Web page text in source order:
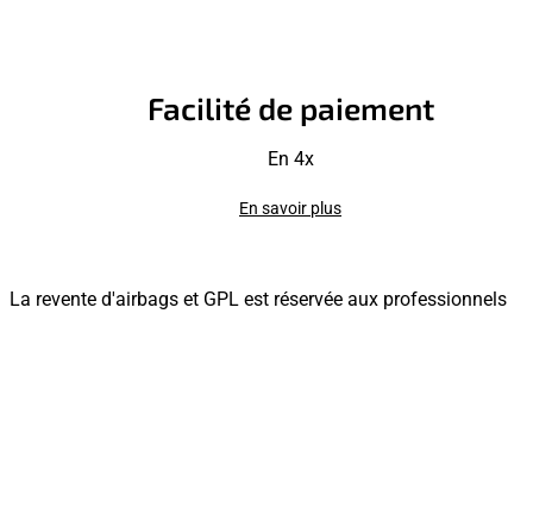
Facilité de paiement
En 4x
En savoir plus
La revente d'airbags et GPL est réservée aux professionnels